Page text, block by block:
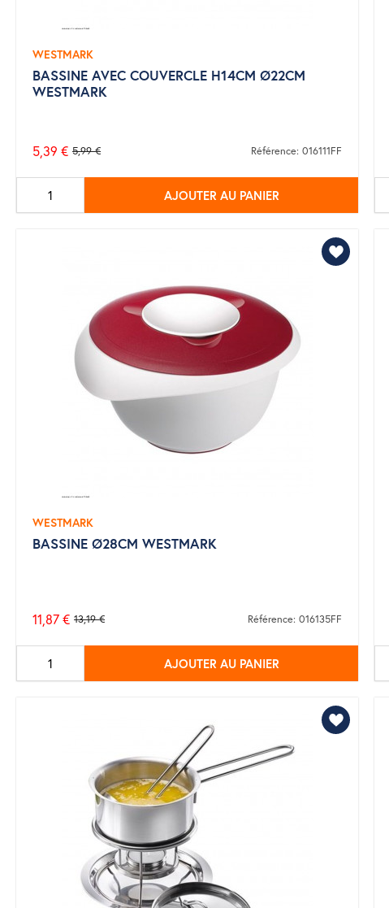
WESTMARK
BASSINE AVEC COUVERCLE H14CM Ø22CM
WESTMARK
Prix
de
base
5,99 €
5,39 € Référence: 016111FF
AJOUTER AU PANIER
WESTMARK
BASSINE Ø28CM WESTMARK
Prix
de
base
13,19 €
11,87 € Référence: 016135FF
AJOUTER AU PANIER